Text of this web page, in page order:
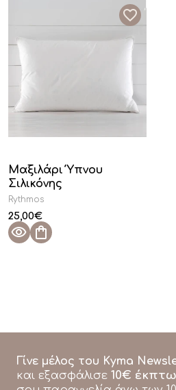
Μαξιλάρι Ύπνου
Σιλικόνης
Rythmos
25,00€
Γίνε μέλος του Kyma
και εξασφάλισε 10€